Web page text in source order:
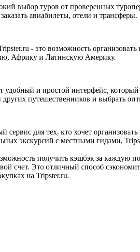
выбор туров от проверенных
авиабилеты, отели и трансферы.
- это возможность
Африку и Латинскую Америку.
удобный и простой интерфейс,
путешественников и выбрать
сервис для тех, кто хочет
экскурсий с местными гидами,
получить кэшбэк за каждую
счет. Это отличный способ
на Tripster.ru.